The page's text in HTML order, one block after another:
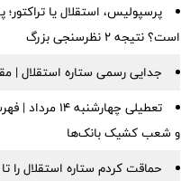
پرسپولیس، استقلال یا تراکتور؛
است؟ نتیجه ۲ نظرسنجی بزرگ
جدایی رسمی ستاره استقلال |
تعطیلی
و شعب کشیک بانک‌ها
حماقت کردم ستاره استقلال را